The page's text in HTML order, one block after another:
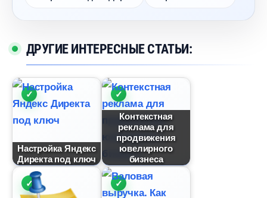
ДРУГИЕ ИНТЕРЕСНЫЕ СТАТЬИ:
Настройка Яндекс
Директа под ключ
Контекстная
реклама для
продвижения
ювелирного
изнеса